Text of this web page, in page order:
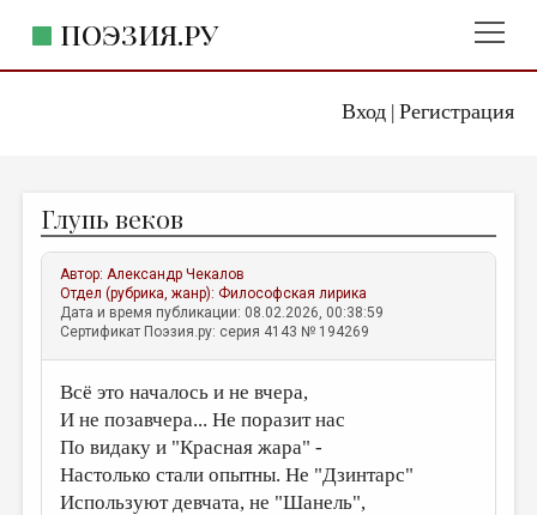
Вход| Регистрация
ПОЭЗИЯ.РУ
ЖАНРЫ
АВТОРЫ
КОММЕНТАРИИ
ЛИТСАЛОН
НОВОСТИ
ПРАВИЛА САЙТА
ОТДЕЛЫ И РУБРИКИ
Глупь веков
Автор:Александр Чекалов
Отдел (рубрика, жанр):Философская лирика
Дата и время публикации: 08.02.2026, 00:38:59
Сертификат Поэзия.ру: серия 4143 № 194269
Всё это началось и не вчера,
И не позавчера... Не поразит нас
По видаку и "Красная жара" -
Настолько стали опытны. Не "Дзинтарс"
Используют девчата, не "Шанель",